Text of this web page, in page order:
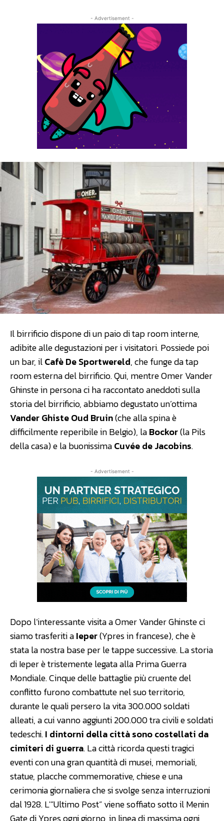
- Advertisement -
Il birrificio dispone di un paio di tap room interne,
adibite alle degustazioni per i visitatori. Possiede poi
un bar, ilCafè De Sportwereld, che funge da tap
room esterna del birrificio. Qui, mentre Omer Vander
Ghinste in persona ci ha raccontato aneddoti sulla
storia del birrificio, abbiamo degustato un’ottima
Vander Ghiste Oud Bruin(che alla spina è
difficilmente reperibile in Belgio), laBockor(la Pils
della casa) e la buonissimaCuvée de Jacobins.
- Advertisement -
Dopo l’interessante visita a Omer Vander Ghinste ci
siamo trasferiti aIeper(Ypres in francese), che è
stata la nostra base per le tappe successive. La storia
di Ieper è tristemente legata alla Prima Guerra
Mondiale. Cinque delle battaglie più cruente del
conflitto furono combattute nel suo territorio,
durante le quali persero la vita 300.000 soldati
alleati, a cui vanno aggiunti 200.000 tra civili e soldati
tedeschi.I dintorni della città sono costellati da
cimiteri di guerra. La città ricorda questi tragici
eventi con una gran quantità di musei, memoriali,
statue, placche commemorative, chiese e una
cerimonia giornaliera che si svolge senza interruzioni
dal 1928. L'”Ultimo Post” viene soffiato sotto il Menin